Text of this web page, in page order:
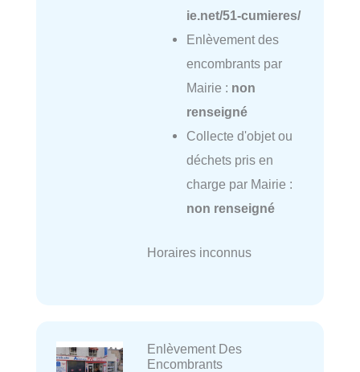
ie.net/51-cumieres/
Enlèvement des
encombrants par
Mairie : non
renseigné
Collecte d'objet ou
déchets pris en
charge par Mairie :
non renseigné
Horaires inconnus
Enlèvement Des
Encombrants